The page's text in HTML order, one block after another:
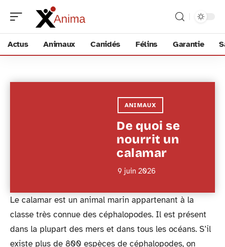
Actus Animaux Canidés Félins Garantie
ANIMAUX
De quoi se
nourrit un
calamar
9 juin 2026
Le calamar est un animal marin appartenant à la
classe très connue des céphalopodes. Il est présent
dans la plupart des mers et dans tous les océans. S’il
existe plus de 800 espèces de céphalopodes, on